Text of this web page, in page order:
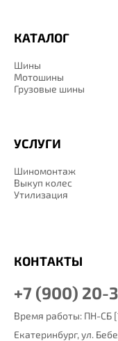
КАТАЛОГ
Шины
Мотошины
Грузовые шины
УСЛУГИ
Шиномонтаж
Выкуп колес
Утилизация
КОНТАКТЫ
+7 (900) 20-
Время работы: ПН-СБ
Екатеринбург, ул.